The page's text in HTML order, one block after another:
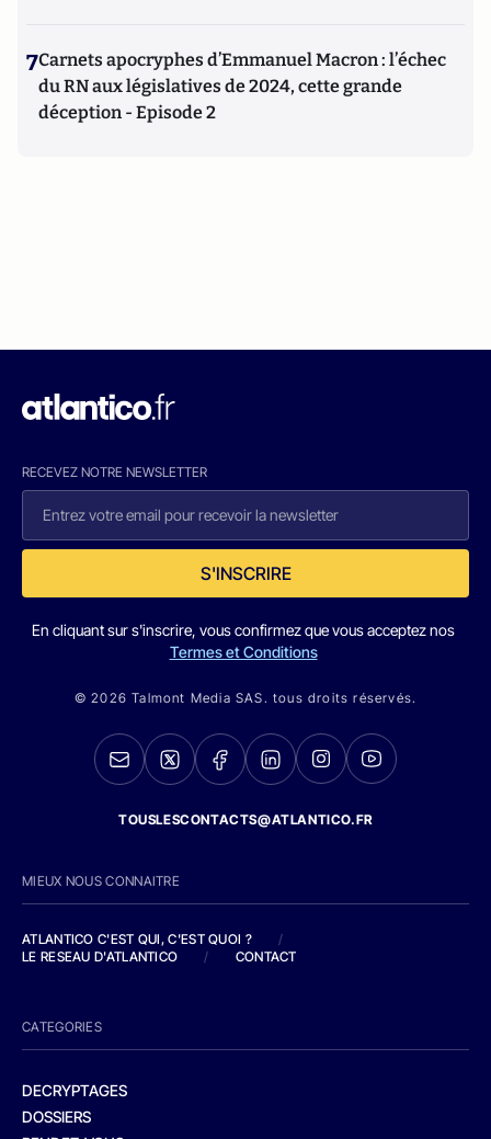
7Carnets apocryphes d’Emmanuel Macron : l’échec
du RN aux législatives de 2024, cette grande
déception - Episode 2
RECEVEZ NOTRE NEWSLETTER
S'INSCRIRE
En cliquant sur s'inscrire, vous confirmez que vous acceptez nos
Termes et Conditions
© 2026 Talmont Media SAS. tous droits réservés.
TOUSLESCONTACTS@ATLANTICO.FR
MIEUX NOUS CONNAITRE
ATLANTICO C'EST QUI, C'EST QUOI ?
/
LE RESEAU D'ATLANTICO
/ CONTACT
CATEGORIES
DECRYPTAGES
DOSSIERS